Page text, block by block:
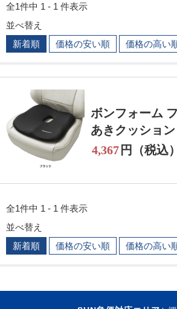
全1件中 1 - 1 件表示
並べ替え
新着順
価格の安い順 価格の高い
ボンフォーム
あきクッション
4,367 円（税込）
全1件中 1 - 1 件表示
並べ替え
新着順
価格の安い順 価格の高い